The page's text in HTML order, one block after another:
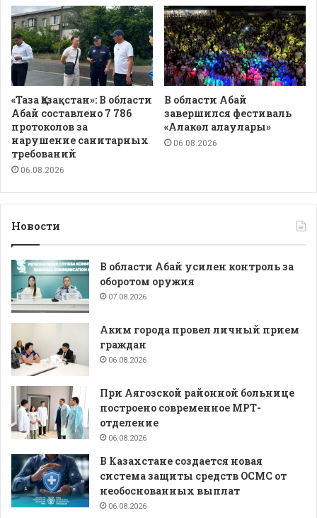
«Таза Қазақстан»: В области
Абай составлено 7 786
протоколов за
нарушение санитарных
требований
06.08.2026
В области Абай
завершился фестиваль
«Алакөл алаулары»
06.08.2026
Новости
В области Абай усилен контроль за
оборотом оружия
07.08.2026
Аким города провел личный прием
граждан
06.08.2026
При Аягозской районной больнице
построено современное МРТ-
отделение
06.08.2026
В Казахстане создается новая
система защиты средств ОСМС от
необоснованных выплат
06.08.2026